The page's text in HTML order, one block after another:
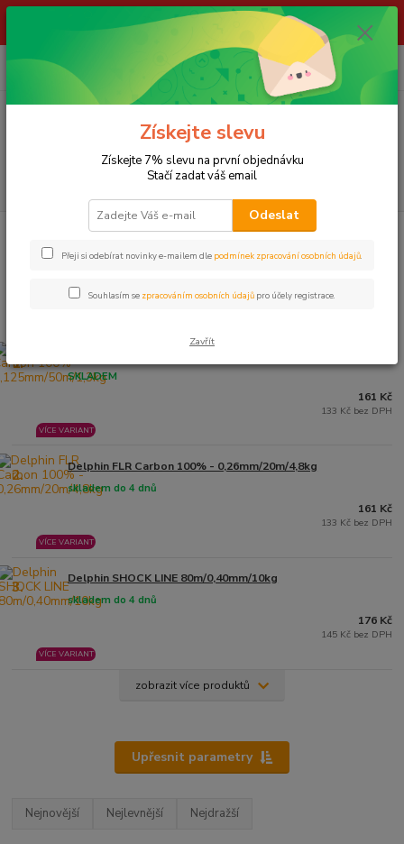
ŽIVÉ NÁSTRAHY !!! NEPOSÍLÁME !!! - ODBĚR POUZE NA NAŠÍ
za
LOV NA FEEDER Vlasce a fluorocarbony
Vlasce a fluorocarbony
1.
SKLADEM
VÍCE VARIANT
161 Kč
133 Kč bez DPH
2. Delphin FLR Carbon 100% - 0,26mm/20m/4,8kg
skladem do 4 dnů
VÍCE VARIANT
161 Kč
133 Kč bez DPH
3. Delphin SHOCK LINE 80m/0,40mm/10kg
skladem do 4 dnů
VÍCE VARIANT
176 Kč
145 Kč bez DPH
zobrazit více produktů
Upřesnit parametry
Nejnovější Nejlevnější Nejdražší
Získejte slevu
Získejte 7% slevu na první objednávku
Stačí zadat váš email
Odeslat
Přeji si odebírat novinky e-mailem dle podmínek zpracování osobních údajů.
Souhlasím se zpracováním osobních údajů pro účely registrace.
Zavřít